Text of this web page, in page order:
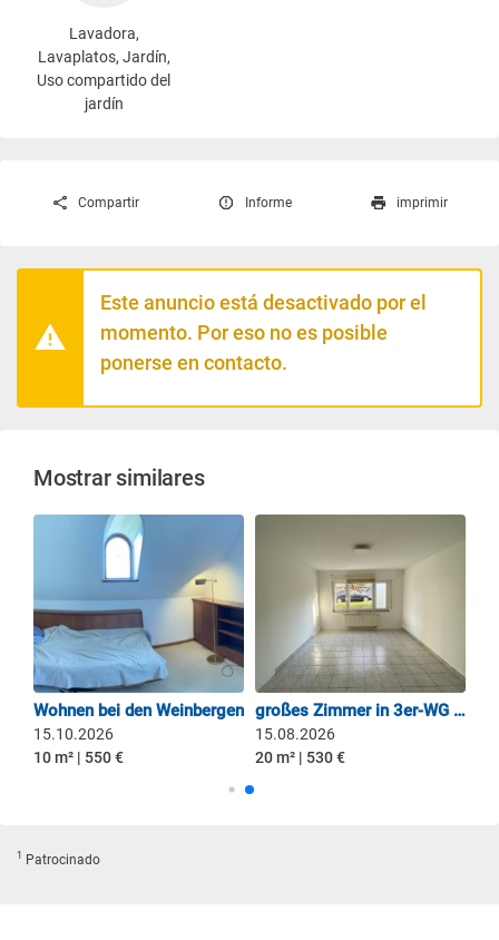
Lavadora,
Lavaplatos, Jardín,
Uso compartido del
jardín
Compartir Informe imprimir
Este anuncio está desactivado por el
momento. Por eso no es posible
ponerse en contacto.
Mostrar similares
Wohnen bei den Weinbergen
15.10.2026
10 m² | 550 €
großes Zimmer in 3er-WG Stuttgart-Nord DHBW/Uni-Nähe
15.08.2026
20 m² | 530 €
1 Patrocinado